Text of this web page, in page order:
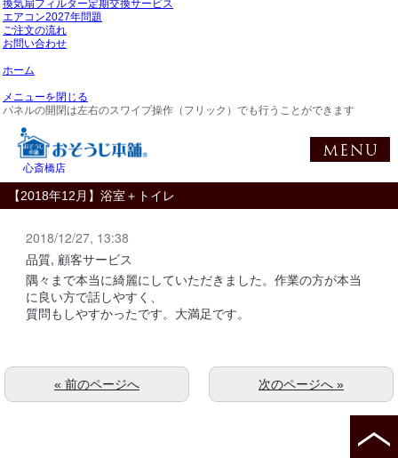
換気扇フィルター定期交換サービス
エアコン2027年問題
ご注文の流れ
お問い合わせ
ホーム
メニューを閉じる
パネルの開閉は左右のスワイプ操作（フリック）でも行うことができます
心斎橋店
【2018年12月】浴室＋トイレ
2018/12/27, 13:38
品質, 顧客サービス
隅々まで本当に綺麗にしていただきました。作業の方が本当
に良い方で話しやすく、
質問もしやすかったです。大満足です。
次のページへ »
« 前のページへ